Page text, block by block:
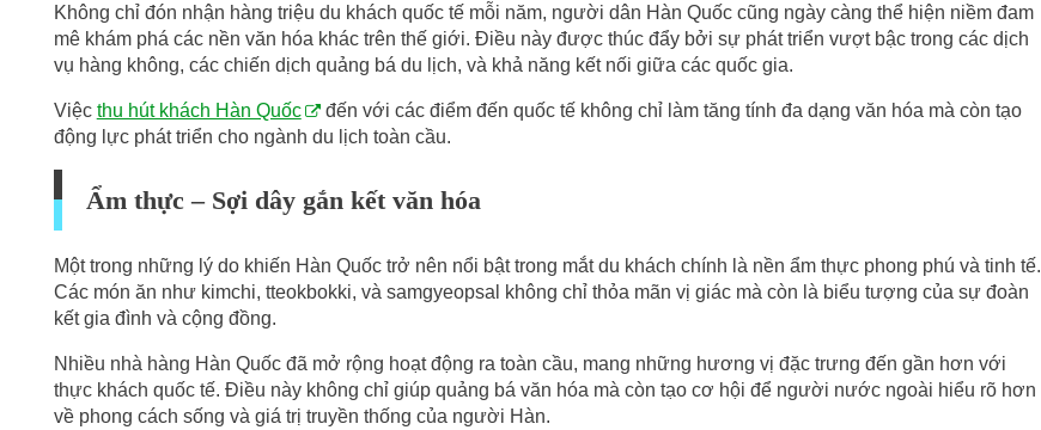
Không chỉ đón nhận hàng triệu du khách quốc tế mỗi năm, người dân Hàn Quốc cũng ngày càng thể hiện niềm đam
mê khám phá các nền văn hóa khác trên thế giới. Điều này được thúc đẩy bởi sự phát triển vượt bậc trong các dịch
vụ hàng không, các chiến dịch quảng bá du lịch, và khả năng kết nối giữa các quốc gia.
Việc thu hút khách Hàn Quốc
đến với các điểm đến quốc tế không chỉ làm tăng tính đa dạng văn hóa mà còn tạo
động lực phát triển cho ngành du lịch toàn cầu.
Ẩm thực – Sợi dây gắn kết văn hóa
Một trong những lý do khiến Hàn Quốc trở nên nổi bật trong mắt du khách chính là nền ẩm thực phong phú và tinh tế.
Các món ăn như kimchi, tteokbokki, và samgyeopsal không chỉ thỏa mãn vị giác mà còn là biểu tượng của sự đoàn
kết gia đình và cộng đồng.
Nhiều nhà hàng Hàn Quốc đã mở rộng hoạt động ra toàn cầu, mang những hương vị đặc trưng đến gần hơn với
thực khách quốc tế. Điều này không chỉ giúp quảng bá văn hóa mà còn tạo cơ hội để người nước ngoài hiểu rõ hơn
về phong cách sống và giá trị truyền thống của người Hàn.